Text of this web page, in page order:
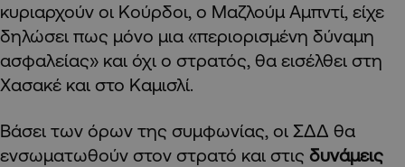
κυριαρχούν οι Κούρδοι, ο Μαζλούμ Αμπντί, είχε
δηλώσει πως μόνο μια «περιορισμένη δύναμη
ασφαλείας» και όχι ο στρατός, θα εισέλθει στη
Χασακέ και στο Καμισλί.
Βάσει των όρων της συμφωνίας, οι ΣΔΔ θα
ενσωματωθούν στον στρατό και στις δυνάμεις